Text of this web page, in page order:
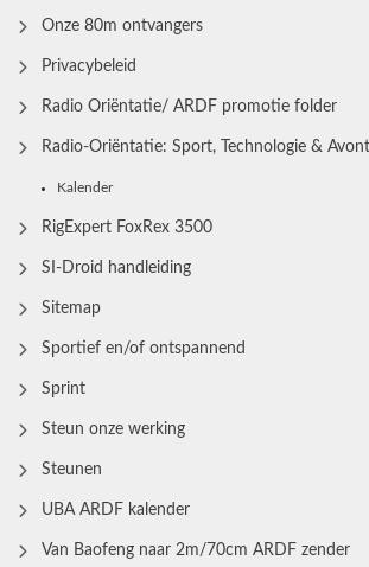
Onze 80m ontvangers
Privacybeleid
Radio Oriëntatie/ ARDF promotie folder
Radio‑Oriëntatie: Sport, Technologie &
Kalender
RigExpert FoxRex 3500
SI-Droid handleiding
Sitemap
Sportief en/of ontspannend
Sprint
Steun onze werking
Steunen
UBA ARDF kalender
Van Baofeng naar 2m/70cm ARDF zender